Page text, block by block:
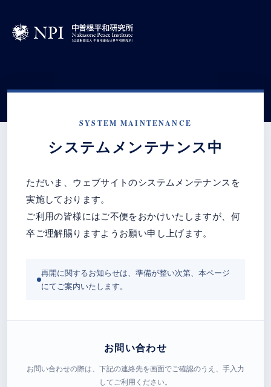
SYSTEM MAINTENANCE
システムメンテナンス中
ただいま、ウェブサイトのシステムメンテナンスを
実施しております。
ご利用の皆様にはご不便をおかけいたしますが、何
卒ご理解賜りますようお願い申し上げます。
再開に関するお知らせは、準備が整い次第、本ページ
にてご案内いたします。
お問い合わせ
お問い合わせの際は、下記の連絡先を画面でご確認のうえ、手入力
してご利用ください。